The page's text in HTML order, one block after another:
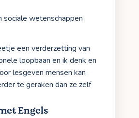
sociale wetenschappen
een verderzetting van
loopbaan en ik denk en
lesgeven mensen kan
te geraken dan ze zelf
Engels